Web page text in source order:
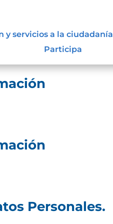
y servicios a la ciudadanía
Participa
información
Personales.